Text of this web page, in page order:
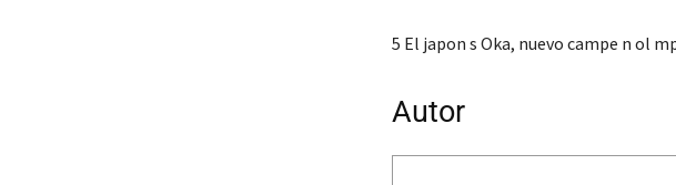
5 El japon s Oka, nuevo campe n ol
Autor